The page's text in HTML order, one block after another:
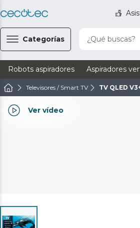
Categorías ¿Qué buscas?
Robots aspiradores Aspiradores
Televisores / Smart TV TV QLED
Ver vídeo